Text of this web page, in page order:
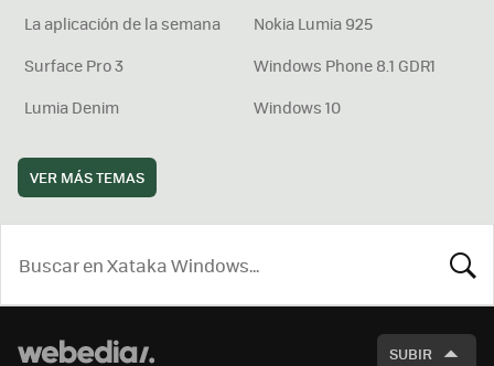
La aplicación de la semana
Nokia Lumia 925
Surface Pro 3
Windows Phone 8.1 GDR1
Lumia Denim
Windows 10
VER MÁS TEMAS
SUBIR